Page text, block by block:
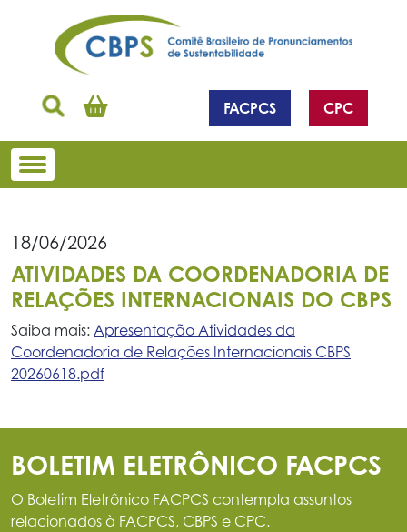
FACPCS CPC
18/06/2026
ATIVIDADES DA COORDENADORIA DE
RELAÇÕES INTERNACIONAIS DO CBPS
Saiba mais: Apresentação Atividades da
Coordenadoria de Relações Internacionais CBPS
20260618.pdf
BOLETIM ELETRÔNICO FACPCS
O Boletim Eletrônico FACPCS contempla assuntos
relacionados à FACPCS, CBPS e CPC.